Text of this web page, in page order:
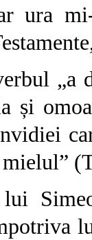
mi-
și